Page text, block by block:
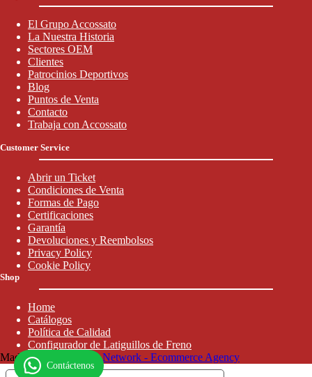
El Grupo Accossato
La Nuestra Historia
Sectores OEM
Clientes
Patrocinios Deportivos
Blog
Puntos de Venta
Contacto
Trabaja con Accossato
Customer Service
Abrir un Ticket
Condiciones de Venta
Formas de Pago
Certificaciones
Garantía
Devoluciones y Reembolsos
Privacy Policy
Cookie Policy
Shop
Home
Catálogos
Política de Calidad
Configurador de Latiguillos de Freno
Made in Italy by
Jusan Network - Ecommerce Agency
Contáctenos